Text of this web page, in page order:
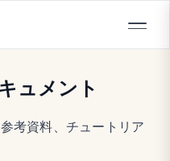
ュメント
考資料、チュートリア